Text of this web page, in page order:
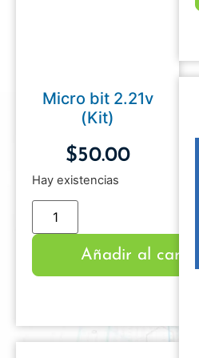
Micro bit 2.21v
(Kit)
$50.00
Hay existencias
Añadir al carrito